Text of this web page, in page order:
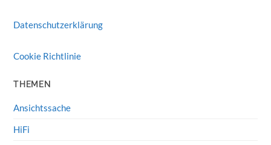
Datenschutzerklärung
Cookie Richtlinie
THEMEN
Ansichtssache
HiFi